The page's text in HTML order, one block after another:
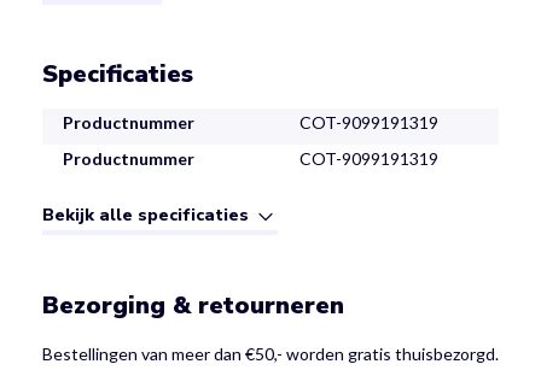
Specificaties
Productnummer
COT-9099191319
Productnummer
COT-9099191319
Bekijk alle specificaties
Bezorging & retourneren
Bestellingen van meer dan €50,- worden gratis thuisbezorgd.